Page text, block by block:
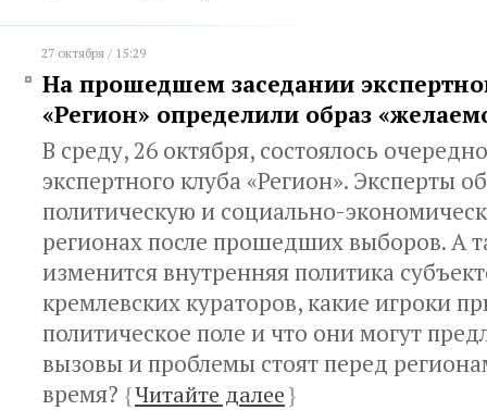
27 октября / 15:29
На прошедшем заседании
«Регион» определили образ
В среду, 26 октября, состоялось
экспертного клуба «Регион». Эксперты
политическую и социально-
регионах после прошедших выборов. А
изменится внутренняя политика
кремлевских кураторов, какие игроки
политическое поле и что они могут
вызовы и проблемы стоят перед
время? {Читайте далее}